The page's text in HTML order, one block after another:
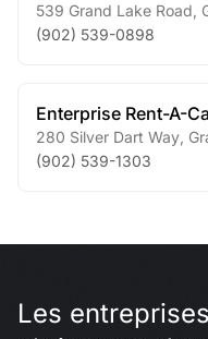
539 Grand Lake Road
(902) 539-0898
Enterprise Rent-A-
280 Silver Dart Way
(902) 539-1303
Les